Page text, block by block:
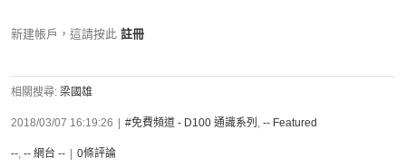
新建帳戶，這請按此 註冊
相關搜尋: 梁國雄
2018/03/07 16:19:26 #免費頻道 - D100 通識系列 , -- Featured
--, -- 網台 -- 0條評論